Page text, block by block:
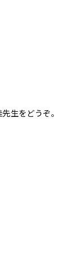
生をどうぞ。